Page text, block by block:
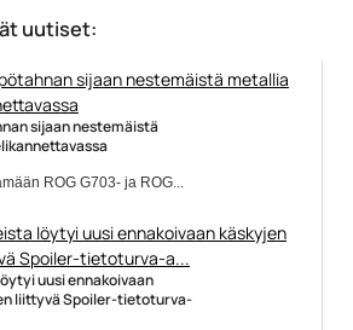
uutiset:
sijaan nestemäistä
ROG G703- ja ROG...
uusi ennakoivaan
liittyvä Spoiler-tietoturva-